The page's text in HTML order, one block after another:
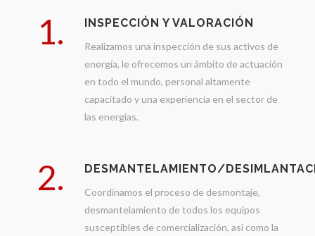
1. INSPECCIÓN Y VALORACIÓN
Realizamos una inspección de sus activos de
energía, le ofrecemos un ámbito de actuación
en todo el mundo, personal altamente
capacitado y una experiencia en el sector de
las energías.
2. DESMANTELAMIENTO/
Coordinamos el proceso de desmontaje,
desmantelamiento de todos los equipos
susceptibles de comercialización, así como la